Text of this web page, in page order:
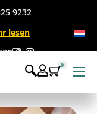
9232
lesen
0